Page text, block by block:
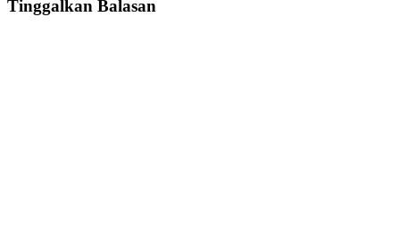
Tinggalkan Balasan